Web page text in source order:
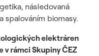
následovaná
spalováním biomasy.
elektráren
v rámci Skupiny ČEZ